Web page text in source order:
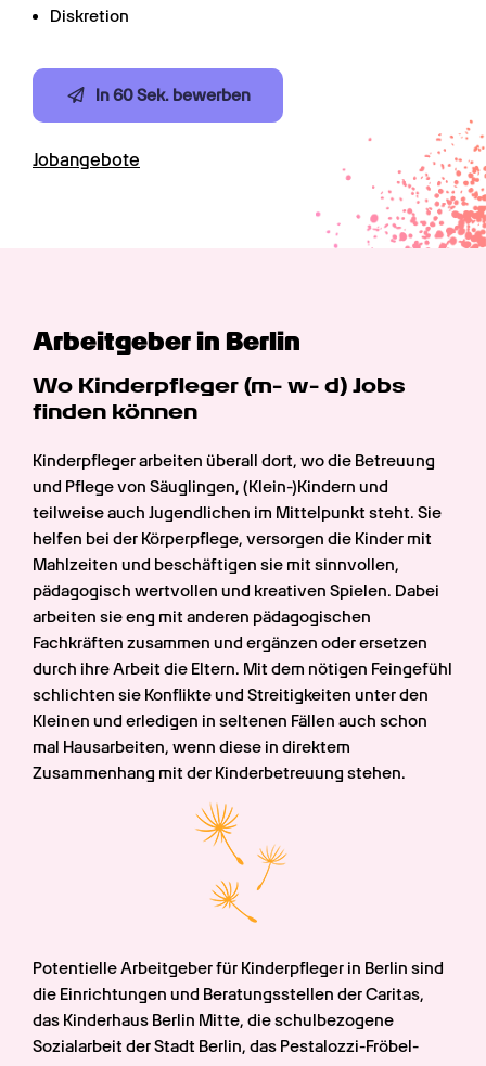
Diskretion
In 60 Sek. bewerben
Jobangebote
Arbeitgeber in Berlin
Wo Kinderpfleger (m- w- d) Jobs
finden können
Kinderpfleger arbeiten überall dort, wo die Betreuung
und Pflege von Säuglingen, (Klein-)Kindern und
teilweise auch Jugendlichen im Mittelpunkt steht. Sie
helfen bei der Körperpflege, versorgen die Kinder mit
Mahlzeiten und beschäftigen sie mit sinnvollen,
pädagogisch wertvollen und kreativen Spielen. Dabei
arbeiten sie eng mit anderen pädagogischen
Fachkräften zusammen und ergänzen oder ersetzen
durch ihre Arbeit die Eltern. Mit dem nötigen Feingefühl
schlichten sie Konflikte und Streitigkeiten unter den
Kleinen und erledigen in seltenen Fällen auch schon
mal Hausarbeiten, wenn diese in direktem
Zusammenhang mit der Kinderbetreuung stehen.
Potentielle Arbeitgeber für Kinderpfleger in Berlin sind
die Einrichtungen und Beratungsstellen der Caritas,
das Kinderhaus Berlin Mitte, die schulbezogene
Sozialarbeit der Stadt Berlin, das Pestalozzi-Fröbel-